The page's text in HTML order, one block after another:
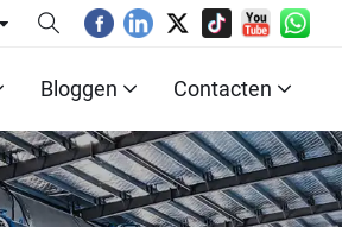
Bloggen Contacten